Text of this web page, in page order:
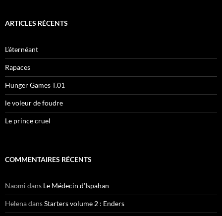
e
h
e
r
:
ARTICLES RÉCENTS
L’éternéant
Rapaces
Hunger Games T.01
le voleur de foudre
Le prince cruel
COMMENTAIRES RÉCENTS
Naomi dans Le Médecin d’Ispahan
HelenadansStarters volume 2 : Enders